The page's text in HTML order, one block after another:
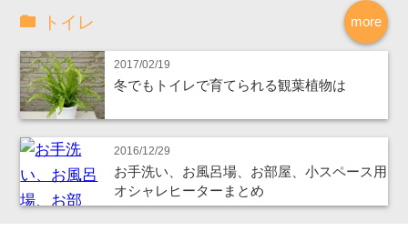
more
トイレ
2017/02/19
冬でもトイレで育てられる観葉植物は
2016/12/29
お手洗い、お風呂場、お部屋、小スペース用
オシャレヒーターまとめ